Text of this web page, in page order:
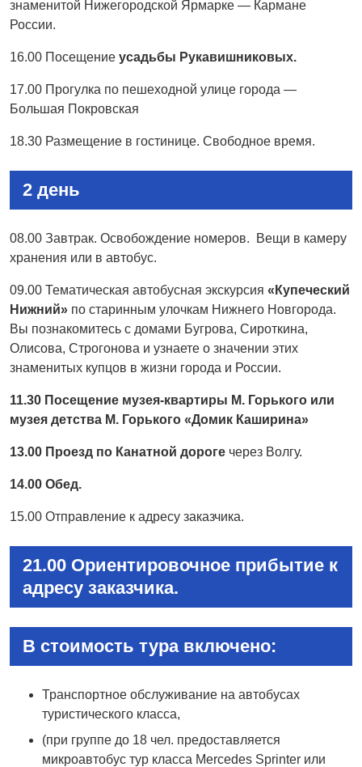
знаменитой Нижегородской Ярмарке — Кармане
России.
16.00 Посещение усадьбы Рукавишниковых.
17.00 Прогулка по пешеходной улице города —
Большая Покровская
18.30 Размещение в гостинице. Свободное время.
2 день
08.00 Завтрак. Освобождение номеров. Вещи в камеру
хранения или в автобус.
09.00 Тематическая автобусная экскурсия «Купеческий
Нижний» по старинным улочкам Нижнего Новгорода.
Вы познакомитесь с домами Бугрова, Сироткина,
Олисова, Строгонова и узнаете о значении этих
знаменитых купцов в жизни города и России.
11.30 Посещение музея-квартиры М. Горького или
музея детства М. Горького «Домик Каширина»
13.00 Проезд по Канатной дороге через Волгу.
14.00 Обед.
15.00 Отправление к адресу заказчика.
21.00 Ориентировочное прибытие к
адресу заказчика.
В стоимость тура включено:
Транспортное обслуживание на автобусах
туристического класса,
(при группе до 18 чел. предоставляется
микроавтобус тур класса Mercedes Sprinter или